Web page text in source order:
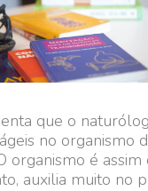
que o
no
organismo é
auxilia muito no